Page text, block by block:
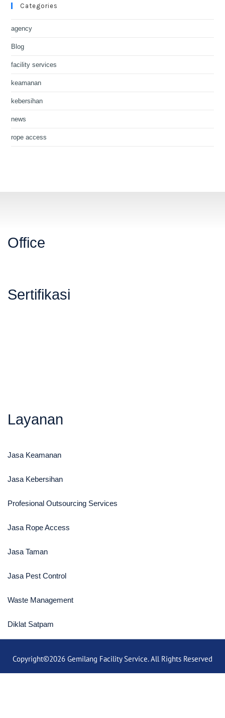
Categories
agency
Blog
facility services
keamanan
kebersihan
news
rope access
Office
Sertifikasi
Layanan
Jasa Keamanan​
Jasa Kebersihan
Profesional Outsourcing Services
Jasa Rope Access
Jasa Taman
Jasa Pest Control
Waste Management
Diklat Satpam
Copyright©2026 Gemilang Facility Service. All Rights Reserved